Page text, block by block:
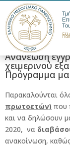
Ανανέωση
χειμερινού
Πρόγραμμα
Παρακαλούνται
πρωτοετών) που
και να δηλώσουν
2020, να
ανακοίνωση, καθώς